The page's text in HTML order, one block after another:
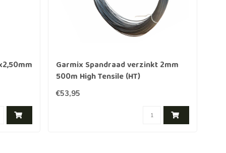
Garmix Spandraad verzinkt 2mm
500m High Tensile (HT)
€53,95